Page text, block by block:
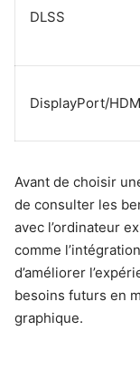
DLSS
DisplayPort/
Avant de choisir
de consulter les
avec l’ordinateur
comme
d’améliorer
besoins futurs en
graphique.